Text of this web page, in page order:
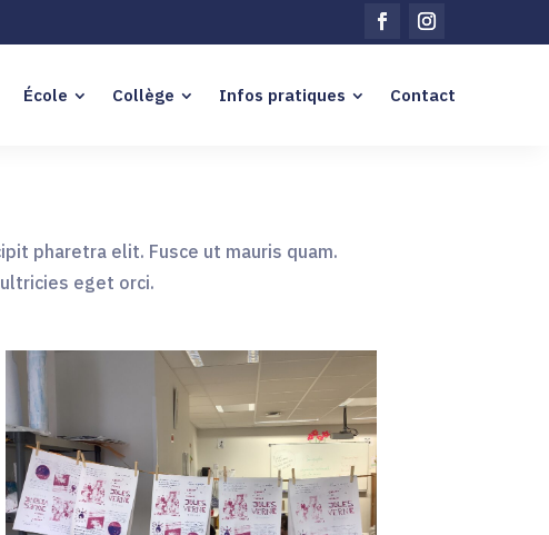
École Collège Infos pratiques Contact
pharetra elit. Fusce ut mauris quam.
eget orci.